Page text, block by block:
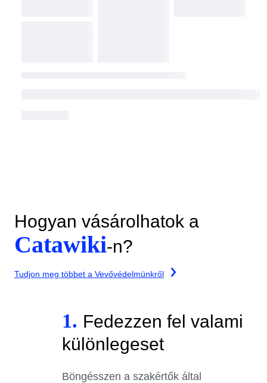
Hogyan vásárolhatok a
Catawiki-n?
Tudjon meg többet a Vevővédelmünkről
1. Fedezzen fel valami
különlegeset
Böngésszen a szakértők által